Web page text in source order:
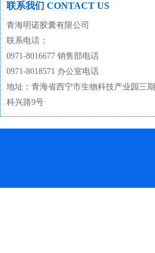
联系我们 CONTACT US
青海明诺胶囊有限公司
联系电话：
0971-8016677 销售部电话
0971-8018571 办公室电话
地址：青海省西宁市生物科技产业园三期
科兴路9号